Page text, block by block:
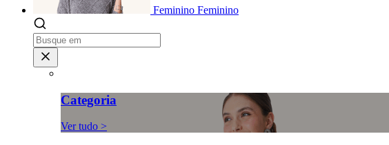
Feminino Feminino
Categoria
Ver tudo >